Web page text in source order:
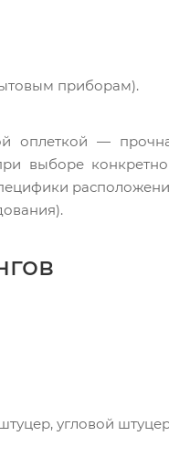
приборам).
оплеткой —
выборе
угловой